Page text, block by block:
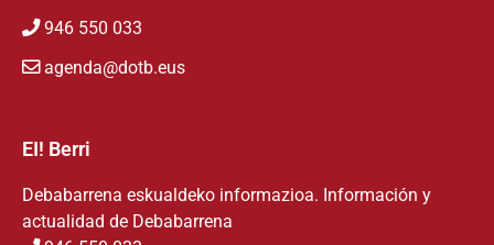
946 550 033
agenda@dotb.eus
EI! Berri
Debabarrena eskualdeko informazioa. Información y
actualidad de Debabarrena